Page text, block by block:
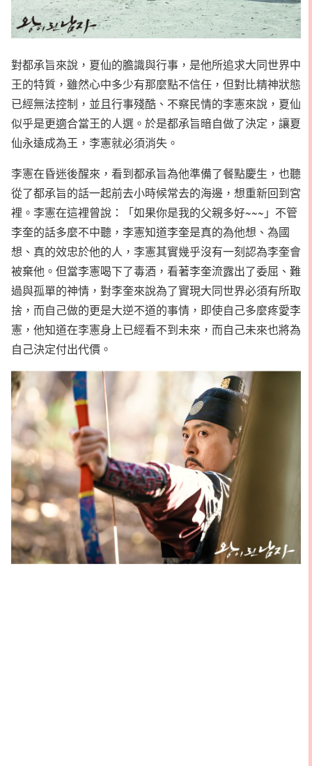
對都承旨來說，夏仙的膽識與行事，是他所追求大同世界中
王的特質，雖然心中多少有那麼點不信任，但對比精神狀態
已經無法控制，並且行事殘酷、不察民情的李憲來說，夏仙
似乎是更適合當王的人選。於是都承旨暗自做了決定，讓夏
仙永遠成為王，李憲就必須消失。
李憲在昏迷後醒來，看到都承旨為他準備了餐點慶生，也聽
從了都承旨的話一起前去小時候常去的海邊，想重新回到宮
裡。李憲在這裡曾說：「如果你是我的父親多好~~~」不管
李奎的話多麼不中聽，李憲知道李奎是真的為他想、為國
想、真的效忠於他的人，李憲其實幾乎沒有一刻認為李奎會
被棄他。但當李憲喝下了毒酒，看著李奎流露出了委屈、難
過與孤單的神情，對李奎來說為了實現大同世界必須有所取
捨，而自己做的更是大逆不道的事情，即使自己多麼疼愛李
憲，他知道在李憲身上已經看不到未來，而自己未來也將為
自己決定付出代價。